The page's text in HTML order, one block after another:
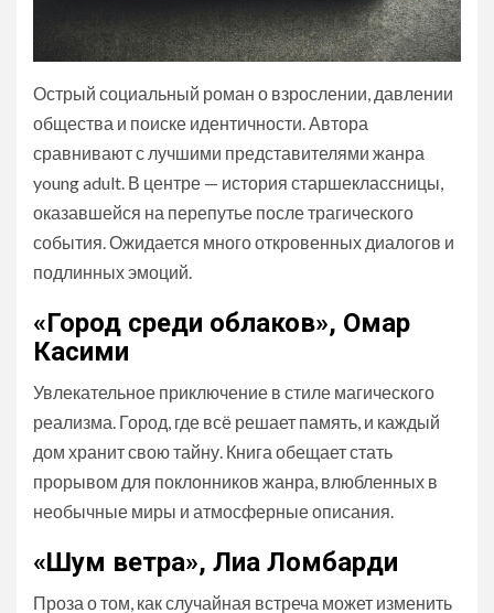
Острый социальный роман о взрослении, давлении
общества и поиске идентичности. Автора
сравнивают с лучшими представителями жанра
young adult. В центре — история старшеклассницы,
оказавшейся на перепутье после трагического
события. Ожидается много откровенных диалогов и
подлинных эмоций.
«Город среди облаков», Омар
Касими
Увлекательное приключение в стиле магического
реализма. Город, где всё решает память, и каждый
дом хранит свою тайну. Книга обещает стать
прорывом для поклонников жанра, влюбленных в
необычные миры и атмосферные описания.
«Шум ветра», Лиа Ломбарди
Проза о том, как случайная встреча может изменить